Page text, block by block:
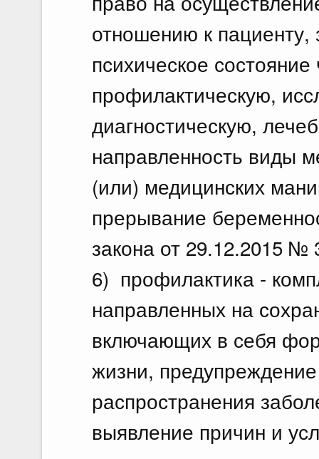
отношению к
психическое
профилактическую,
диагностическую,
направленность виды
(или) медицинских
прерывание
закона от 29.12.2015 №
6) профилактика -
направленных на
включающих в себя
жизни,
распространения
выявление причин и